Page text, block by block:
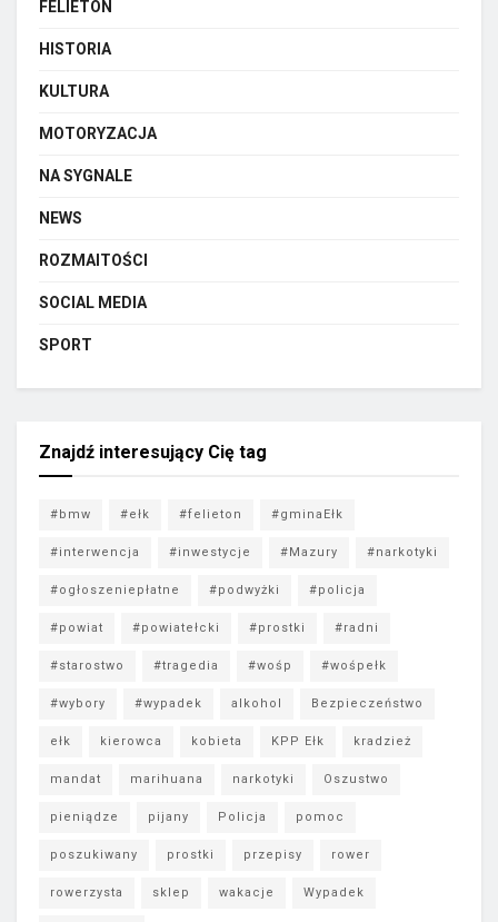
FELIETON
HISTORIA
KULTURA
MOTORYZACJA
NA SYGNALE
NEWS
ROZMAITOŚCI
SOCIAL MEDIA
SPORT
Znajdź interesujący Cię tag
#bmw #ełk #felieton #gminaEłk
#interwencja #inwestycje #Mazury #narkotyki
#ogłoszeniepłatne #podwyżki #policja
#powiat #powiatełcki #prostki #radni
#starostwo #tragedia #wośp #wośpełk
#wybory #wypadek alkohol Bezpieczeństwo
ełk kierowca kobieta KPP Ełk kradzież
mandat marihuana narkotyki Oszustwo
pieniądze pijany Policja pomoc
poszukiwany prostki przepisy rower
rowerzysta sklep wakacje Wypadek